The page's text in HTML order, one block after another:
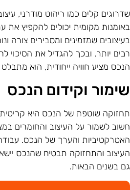
קלים כמו ריהוט מודרני,
מקומית יכולים להקפיץ את
שמזמינים ומסבירים צורה
יותר, ובכך להגדיל את הסיכוי
מציע חוויה ייחודית, הוא
וקידום הנכס
שוטפת של הנכס היא
לשמור על העיצוב והחומרים
והערך של הנכס.
והתחזוקה תבטיח שהנכס
בשנים הבאות.